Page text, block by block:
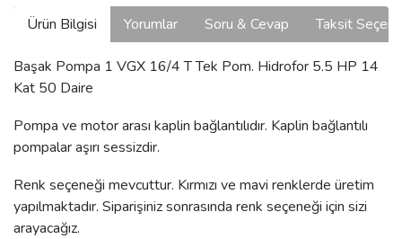
Ürün Bilgisi Yorumlar Soru & Cevap Taksit
Başak Pompa 1 VGX 16/4 T Tek Pom. Hidrofor 5.5 HP 14
Kat 50 Daire
Pompa ve motor arası kaplin bağlantılıdır. Kaplin bağlantılı
pompalar aşırı sessizdir.
Renk seçeneği mevcuttur. Kırmızı ve mavi renklerde üretim
yapılmaktadır. Siparişiniz sonrasında renk seçeneği için sizi
arayacağız.